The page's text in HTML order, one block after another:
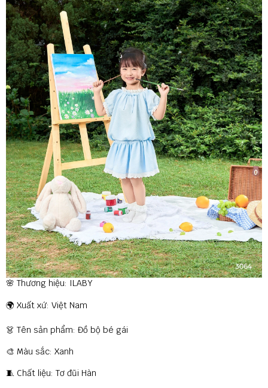
🌸 Thương hiệu: ILABY
🌍 Xuất xứ: Việt Nam
👗 Tên sản phẩm: Đồ bộ bé gái
🎨 Màu sắc: Xanh
🧵 Chất liệu: Tơ đũi Hàn